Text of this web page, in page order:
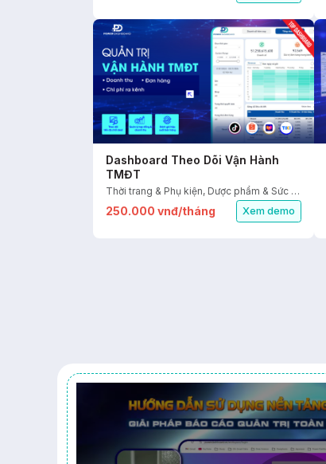
Dashboard Theo Dõi Vận Hành
TMĐT
Thời trang & Phụ kiện, Dược phẩm & Sức khỏe, Mỹ phẩm & Sắc đẹp, FMCG, Nhà cửa & Đời sống, Thiết bị điện & điện tử, Sàn TMĐT
250.000 vnđ/tháng Xem demo